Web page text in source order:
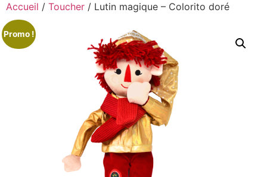
Accueil / Toucher / Lutin magique – Colorito doré
Promo !